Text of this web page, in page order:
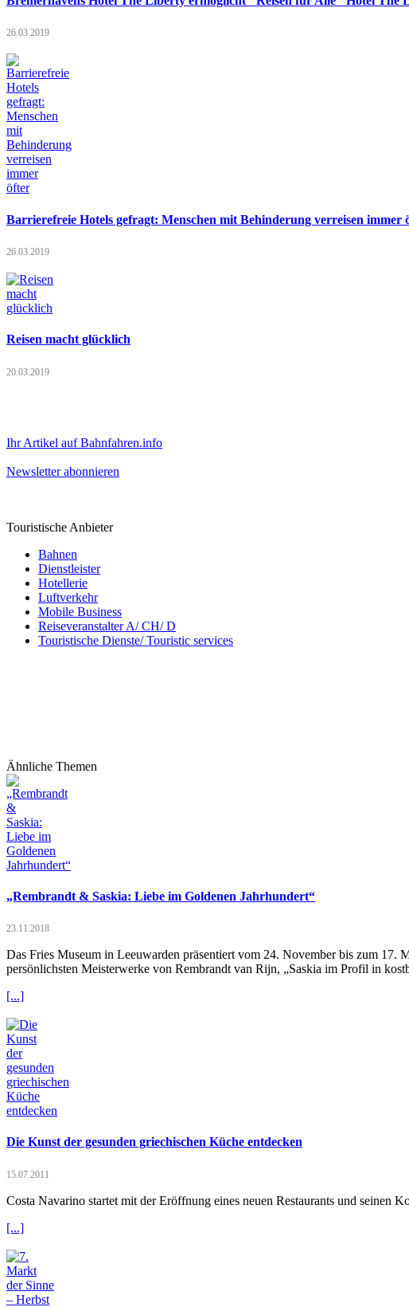
26.03.2019
Barrierefreie Hotels gefragt: Menschen mit Behinderung verreisen immer
26.03.2019
Reisen macht glücklich
20.03.2019
Ihr Artikel auf Bahnfahren.info
Newsletter abonnieren
Touristische Anbieter
Bahnen
Dienstleister
Hotellerie
Luftverkehr
Mobile Business
Reiseveranstalter A/ CH/ D
Touristische Dienste/ Touristic services
Ähnliche Themen
„Rembrandt & Saskia: Liebe im Goldenen Jahrhundert“
23.11.2018
Das Fries Museum in Leeuwarden präsentiert vom 24. November bis zum 17.
persönlichsten Meisterwerke von Rembrandt van Rijn, „Saskia im Profil in
[...]
Die Kunst der gesunden griechischen Küche entdecken
15.07.2011
Costa Navarino startet mit der Eröffnung eines neuen Restaurants und seinen
[...]